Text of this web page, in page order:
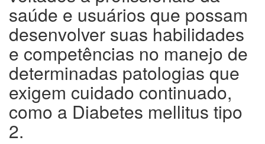
saúde e usuários que possam
desenvolver suas habilidades
e competências no manejo de
determinadas patologias que
exigem cuidado continuado,
como a Diabetes mellitus tipo
2.